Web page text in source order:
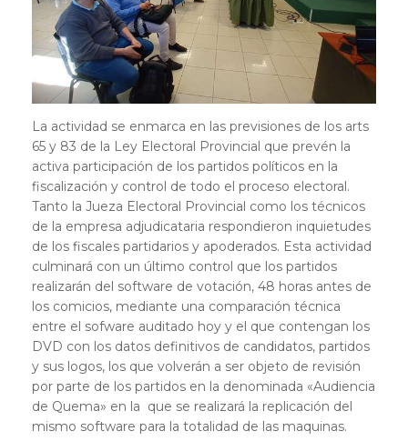
La actividad se enmarca en las previsiones de los arts
65 y 83 de la Ley Electoral Provincial que prevén la
activa participación de los partidos políticos en la
fiscalización y control de todo el proceso electoral.
Tanto la Jueza Electoral Provincial como los técnicos
de la empresa adjudicataria respondieron inquietudes
de los fiscales partidarios y apoderados. Esta actividad
culminará con un último control que los partidos
realizarán del software de votación, 48 horas antes de
los comicios, mediante una comparación técnica
entre el sofware auditado hoy y el que contengan los
DVD con los datos definitivos de candidatos, partidos
y sus logos, los que volverán a ser objeto de revisión
por parte de los partidos en la denominada «Audiencia
de Quema» en la que se realizará la replicación del
mismo software para la totalidad de las maquinas.